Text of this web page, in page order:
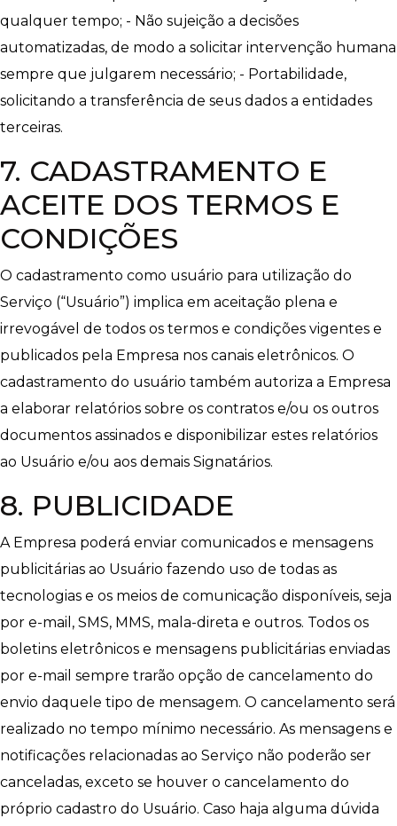
qualquer tempo; - Não sujeição a decisões
automatizadas, de modo a solicitar intervenção humana
sempre que julgarem necessário; - Portabilidade,
solicitando a transferência de seus dados a entidades
terceiras.
7. CADASTRAMENTO E
ACEITE DOS TERMOS E
CONDIÇÕES
O cadastramento como usuário para utilização do
Serviço (“Usuário”) implica em aceitação plena e
irrevogável de todos os termos e condições vigentes e
publicados pela Empresa nos canais eletrônicos. O
cadastramento do usuário também autoriza a Empresa
a elaborar relatórios sobre os contratos e/ou os outros
documentos assinados e disponibilizar estes relatórios
ao Usuário e/ou aos demais Signatários.
8. PUBLICIDADE
A Empresa poderá enviar comunicados e mensagens
publicitárias ao Usuário fazendo uso de todas as
tecnologias e os meios de comunicação disponíveis, seja
por e-mail, SMS, MMS, mala-direta e outros. Todos os
boletins eletrônicos e mensagens publicitárias enviadas
por e-mail sempre trarão opção de cancelamento do
envio daquele tipo de mensagem. O cancelamento será
realizado no tempo mínimo necessário. As mensagens e
notificações relacionadas ao Serviço não poderão ser
canceladas, exceto se houver o cancelamento do
próprio cadastro do Usuário. Caso haja alguma dúvida